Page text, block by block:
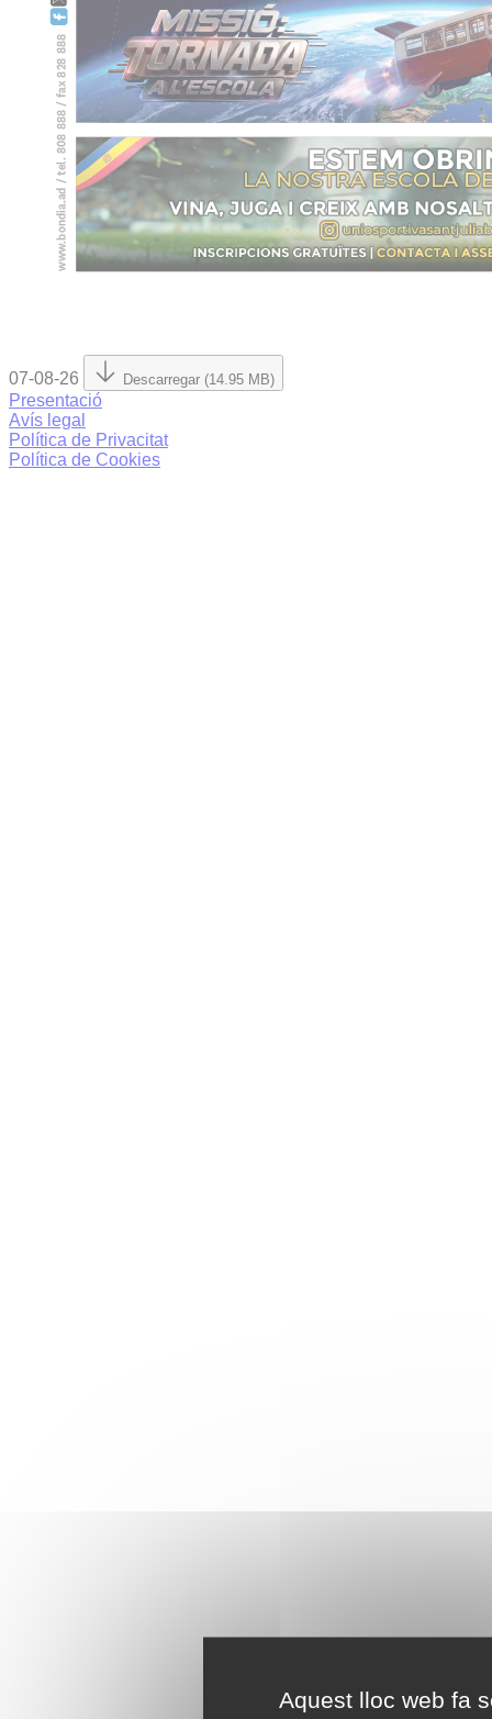
Aquest lloc web fa
07-08-26 Descarregar (14.95 MB)
Presentació
Avís legal
Política de Privacitat
Política de Cookies